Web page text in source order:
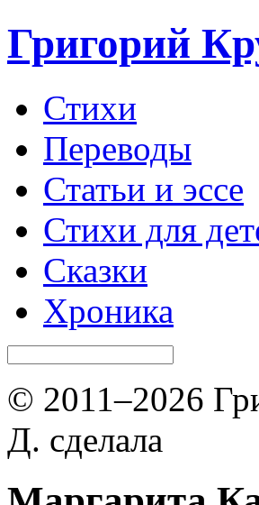
Григорий
Стихи
Переводы
Статьи и эссе
Стихи для
Сказки
Хроника
© 2011–2026
Д. сделала